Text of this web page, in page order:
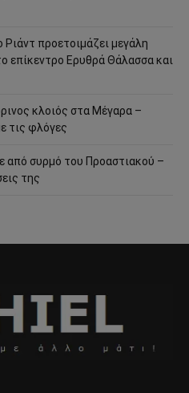
προετοιμάζει μεγάλη
επίκεντρο Ερυθρά Θάλασσα και
κλοιός στα Μέγαρα –
τις φλόγες
από συρμό του Προαστιακού –
της